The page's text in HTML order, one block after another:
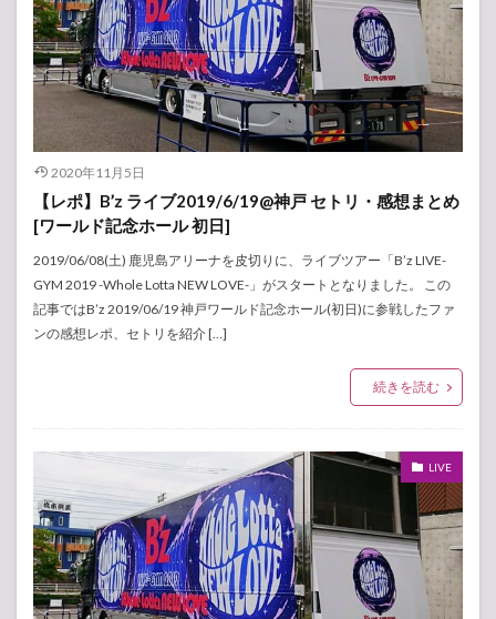
2020年11月5日
【レポ】B’z ライブ2019/6/19@神戸 セトリ・感想まとめ
[ワールド記念ホール 初日]
2019/06/08(土) 鹿児島アリーナを皮切りに、ライブツアー「B’z LIVE-
GYM 2019 -Whole Lotta NEW LOVE-」がスタートとなりました。 この
記事ではB’z 2019/06/19 神戸ワールド記念ホール(初日)に参戦したファ
ンの感想レポ、セトリを紹介 […]
続きを読む
LIVE